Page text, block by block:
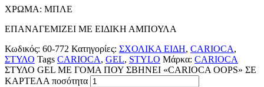
ΧΡΩΜΑ: ΜΠΛΕ
ΕΠΑΝΑΓΕΜΙΖΕΙ ΜΕ ΕΙΔΙΚΗ ΑΜΠΟΥΛΑ
Κωδικός: 60-772 Κατηγορίες: ΣΧΟΛΙΚΑ ΕΙΔΗ, CARIOCA,
ΣΤΥΛΟ Tags CARIOCA, GEL, STYLO Μάρκα: CARIOCA
ΣΤΥΛΟ GEL ΜΕ ΓΟΜΑ ΠΟΥ ΣΒΗΝΕΙ «CARIOCA OOPS» ΣΕ
ΚΑΡΤΕΛΑ ποσότητα